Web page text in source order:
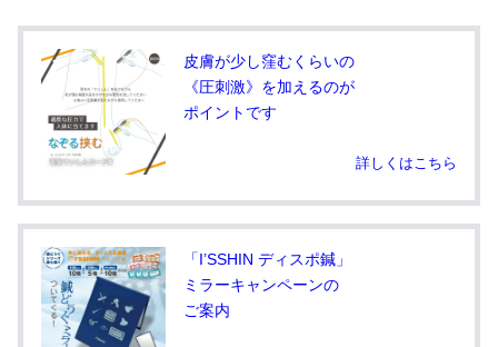
皮膚が少し窪むくらいの
《圧刺激》を加えるのが
ポイントです
詳しくはこちら
「I’SSHIN ディスポ鍼」
ミラーキャンペーンの
ご案内